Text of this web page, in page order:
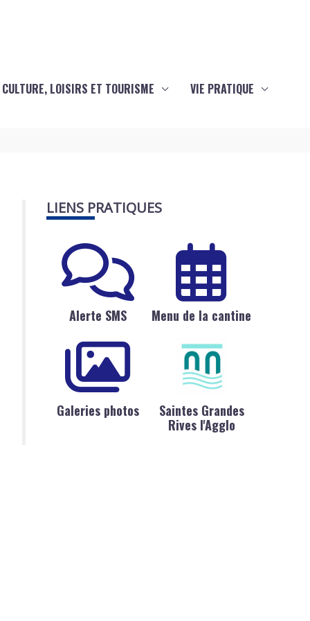
CULTURE, LOISIRS ET TOURISME VIE PRATIQUE
LIENS PRATIQUES
Alerte SMS Menu de la cantine
Galeries photos
Saintes Grandes
Rives l'Agglo